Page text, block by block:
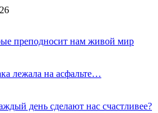
преподносит нам живой мир
лежала на асфальте…
день сделают нас счастливее?